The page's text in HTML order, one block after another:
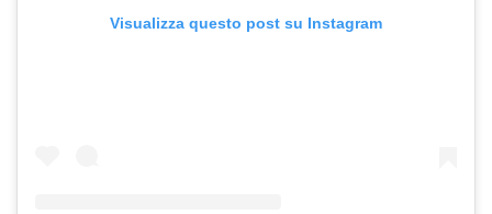
Visualizza questo post su Instagram